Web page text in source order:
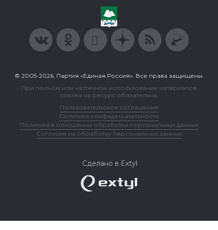
© 2005-2026, Партия «Единая Россия». Все права защищены.
При полном или частичном использовании материалов
ссылка на ресурс обязательна.
Пользовательское соглашение
Политика конфиденциальности
Политика в отношении обработки персональных данных
Согласие на обработку персональных данных
Сделано в Extyl